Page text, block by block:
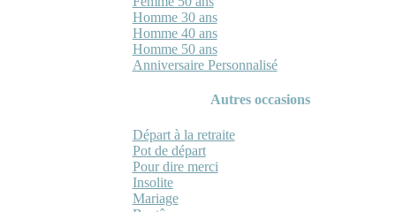
Homme 30 ans
Homme 40 ans
Homme 50 ans
Anniversaire Personnalisé
Autres occasions
Départ à la retraite
Pot de départ
Pour dire merci
Insolite
Mariage